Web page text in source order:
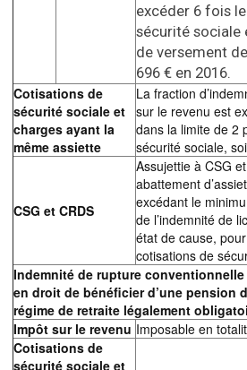
excéder 6 fois
sécurité sociale
de versement
696 € en 2016.
Cotisations de
sécurité sociale et
charges ayant la
même assiette
La fraction
sur le revenu est
dans la limite de 2
sécurité sociale,
CSG et CRDS
Assujettie à CSG
abattement
excédant le
de l’indemnité de
état de cause,
cotisations de
Indemnité de rupture
en droit de bénéficier d’une pension
régime de retraite légalement
Impôt sur le revenu Imposable en
Cotisations de
sécurité sociale et